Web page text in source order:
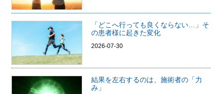
「どこへ行っても良くならない…」そ
の患者様に起きた変化
2026-07-30
結果を左右するのは、施術者の「力
み」